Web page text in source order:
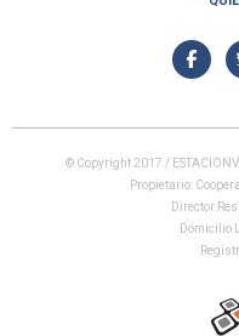
© Copyright 2017 /
Propietario:
Director
Domicilio